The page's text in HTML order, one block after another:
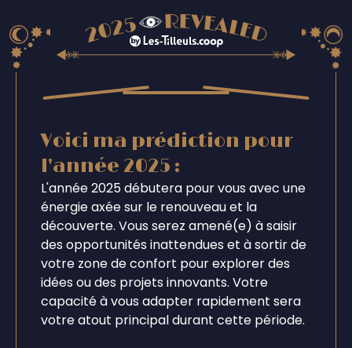
Voici ma prédiction pour
l'année 2025 :
L'année 2025 débutera pour vous avec une
énergie axée sur le renouveau et la
découverte. Vous serez amené(e) à saisir
des opportunités inattendues et à sortir de
votre zone de confort pour explorer des
idées ou des projets innovants. Votre
capacité à vous adapter rapidement sera
votre atout principal durant cette période.